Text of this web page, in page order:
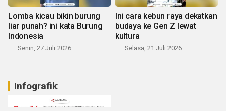
Lomba kicau bikin burung
liar punah? ini kata Burung
Indonesia
Senin, 27 Juli 2026
Ini cara kebun raya dekatkan
budaya ke Gen Z lewat
kultura
Selasa, 21 Juli 2026
Infografik